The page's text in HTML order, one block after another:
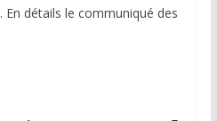
détails le communiqué des